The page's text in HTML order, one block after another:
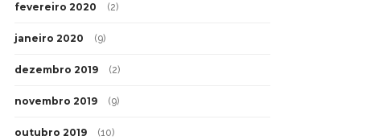
fevereiro 2020 (2)
janeiro 2020 (9)
dezembro 2019 (2)
novembro 2019 (9)
outubro 2019 (10)